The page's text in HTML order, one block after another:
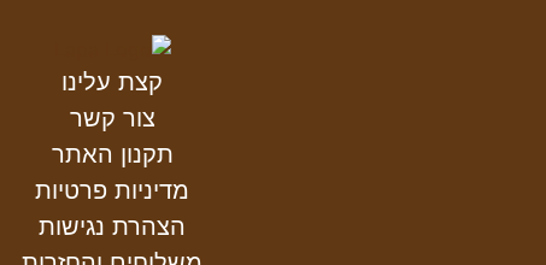
קצת עלינו
צור קשר
תקנון האתר
מדיניות פרטיות
הצהרת נגישות